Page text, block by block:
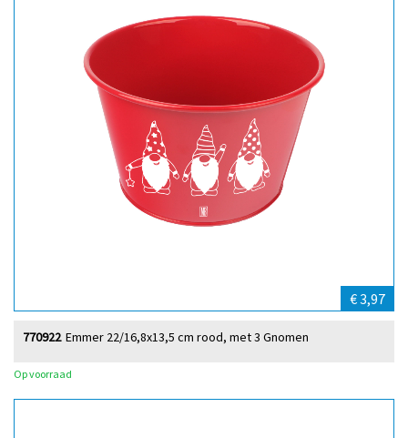
€ 3,97
Emmer 22/16,8x13,5 cm rood, met 3 Gnomen
770922
Op voorraad